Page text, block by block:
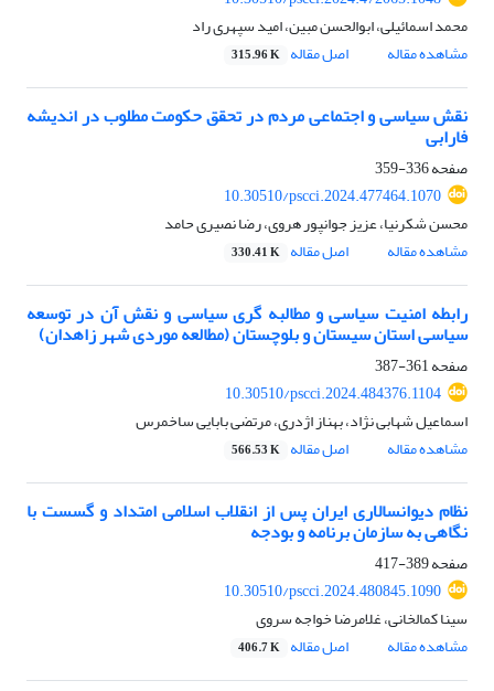
محمد اسمائیلی، ابوالحسن مبین، امید سپهری راد
مشاهده مقاله
اصل مقاله 315.96 K
نقش سیاسی و اجتماعی مردم در تحقق حکومت مطلوب در اندیشه
فارابی
صفحه336-359
10.30510/pscci.2024.477464.1070
محسن شکرنیا، عزیز جوانپور هروی، رضا نصیری حامد
مشاهده مقاله
اصل مقاله 330.41 K
رابطه امنیت سیاسی و مطالبه گری سیاسی و نقش آن در توسعه
سیاسی استان سیستان و بلوچستان (مطالعه موردی شهر زاهدان)
صفحه361-387
10.30510/pscci.2024.484376.1104
اسماعیل شهابی نژاد، بهناز اژدری، مرتضی بابایی ساخمرس
مشاهده مقاله
اصل مقاله 566.53 K
نظام دیوانسالاری ایران پس از انقلاب اسلامی امتداد و گسست با
نگاهی به سازمان برنامه و بودجه
صفحه389-417
10.30510/pscci.2024.480845.1090
سینا کمالخانی، غلامرضا خواجه سروی
مشاهده مقاله
اصل مقاله 406.7 K